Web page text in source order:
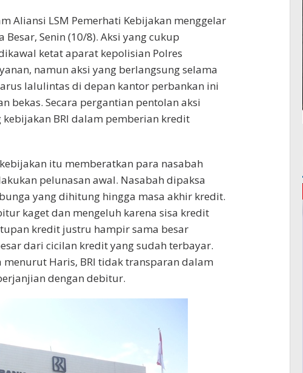
Aliansi LSM Pemerhati Kebijakan menggelar
Senin (10/8). Aksi yang cukup
ketat aparat kepolisian Polres
namun aksi yang berlangsung selama
lalulintas di depan kantor perbankan ini
bekas. Secara pergantian pentolan aksi
BRI dalam pemberian kredit
itu memberatkan para nasabah
pelunasan awal. Nasabah dipaksa
yang dihitung hingga masa akhir kredit.
kaget dan mengeluh karena sisa kredit
kredit justru hampir sama besar
dari cicilan kredit yang sudah terbayar.
Haris, BRI tidak transparan dalam
dengan debitur.